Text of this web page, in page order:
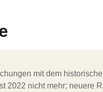
mit dem
2022 nicht mehr; neuere